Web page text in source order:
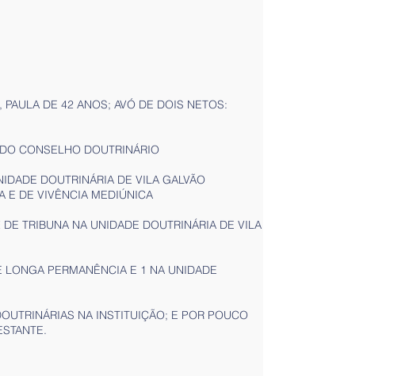
DE 42 ANOS; AVÓ DE DOIS NETOS:
CONSELHO DOUTRINÁRIO
DOUTRINÁRIA DE VILA GALVÃO
E DE VIVÊNCIA MEDIÚNICA
TRIBUNA NA UNIDADE DOUTRINÁRIA DE VILA
PERMANÊNCIA E 1 NA UNIDADE
NA INSTITUIÇÃO; E POR POUCO